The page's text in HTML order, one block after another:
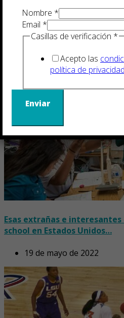
Año escolar en USA:
Esas extrañas e
school en Estados Unidos…
19 de mayo de 2022
Nombre *
Email *
Casillas de verificación *
Acepto las
política de privacidad
Enviar